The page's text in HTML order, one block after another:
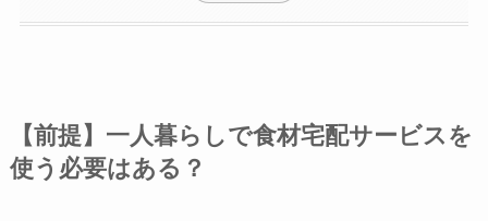
【前提】一人暮らしで食材宅配サービスを
使う必要はある？